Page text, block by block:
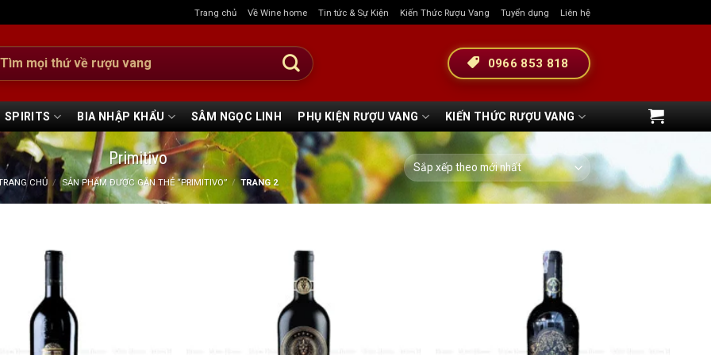
Trang chủ Về Wine home Tin tức & Sự Kiện Kiến Thức Rượu Vang Tuyển dụng Liên hệ
0966 853 818
SPIRITS BIA NHẬP KHẨU SÂM NGỌC LINH PHỤ KIỆN RƯỢU VANG KIẾN THỨC RƯỢU VANG
Primitivo
CHỦ / SẢN PHẨM ĐƯỢC GẮN THẺ “PRIMITIVO” / TRANG 2